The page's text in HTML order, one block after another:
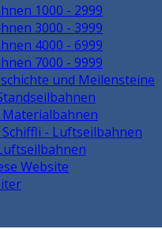
1000 - 2999
3000 - 3999
4000 - 6999
7000 - 9999
und Meilensteine
- Luftseilbahnen
Website